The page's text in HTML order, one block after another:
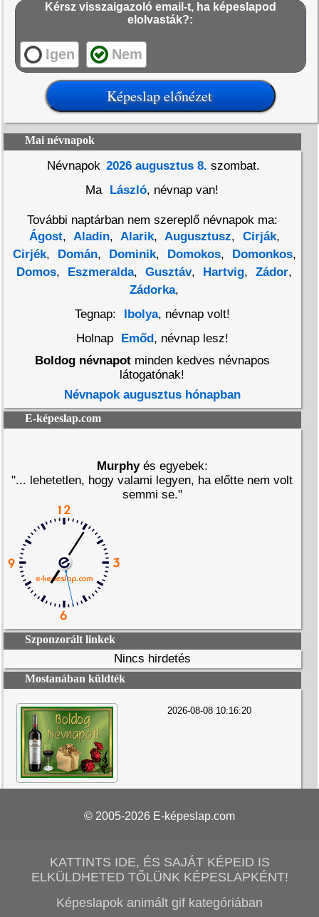
Kérsz visszaigazoló email-t, ha képeslapod
elolvasták?:
Igen Nem
Mai névnapok
Névnapok 2026 augusztus 8. szombat.
Ma
László, névnap van!
További naptárban nem szereplő névnapok ma:
Ágost, Aladin, Alarik, Augusztusz, Cirják,
Cirjék, Domán, Dominik, Domokos, Domonkos,
Domos, Eszmeralda, Gusztáv, Hartvig, Zádor,
Zádorka,
Tegnap:
Ibolya, névnap volt!
Holnap
Emőd , névnap lesz!
Boldog névnapotminden kedves névnapos
látogatónak!
Névnapok augusztus hónapban
E-képeslap.com
Murphyés egyebek:
"... lehetetlen, hogy valami legyen, ha előtte nem volt
semmi se."
Szponzorált linkek
Nincs hirdetés
Mostanában küldték
2026-08-08 10:16:20
© 2005-2026 E-képeslap.com
KATTINTS IDE, ÉS SAJÁT KÉPEID IS
ELKÜLDHETED TŐLÜNK KÉPESLAPKÉNT!
Képeslapok animált gif kategóriában